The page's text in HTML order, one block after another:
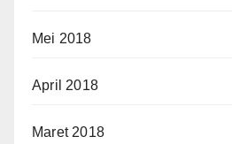
Mei 2018
April 2018
Maret 2018